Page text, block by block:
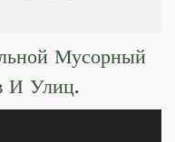
Мусорный
И Улиц.